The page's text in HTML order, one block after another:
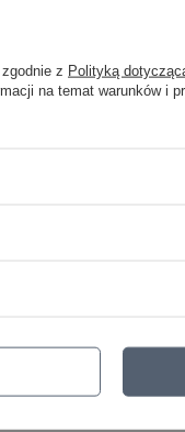
Symbol 1388648-
z Polityką
na temat warunków i